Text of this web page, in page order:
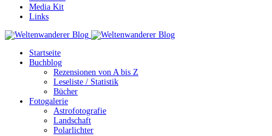
Media Kit
Links
Startseite
Buchblog
Rezensionen von A bis Z
Leseliste / Statistik
Bücher
Fotogalerie
Astrofotografie
Landschaft
Polarlichter